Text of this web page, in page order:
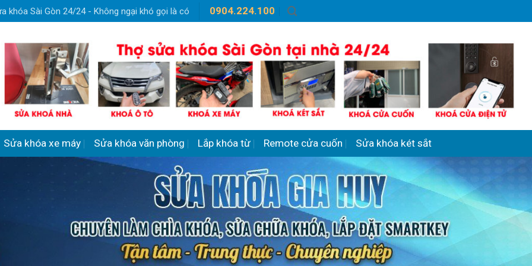
khóa Sài Gòn 24/24 - Không ngại khó gọi là có 0904.224.100
Sửa khóa xe máy Sửa khóa văn phòng Lắp khóa từ Remote cửa cuốn Sửa khóa két sắt